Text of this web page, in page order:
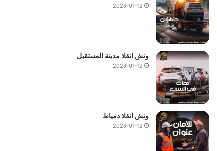
2026-01-12
ونش انقاذ مدينة المستقبل
2026-01-12
ونش انقاذ دمياط
2026-01-12